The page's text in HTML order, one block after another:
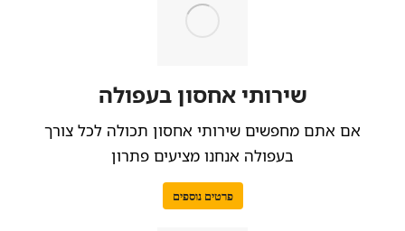
שירותי אחסון בעפולה
אם אתם מחפשים שירותי אחסון תכולה לכל צורך
בעפולה אנחנו מציעים פתרון
פרטים נוספים